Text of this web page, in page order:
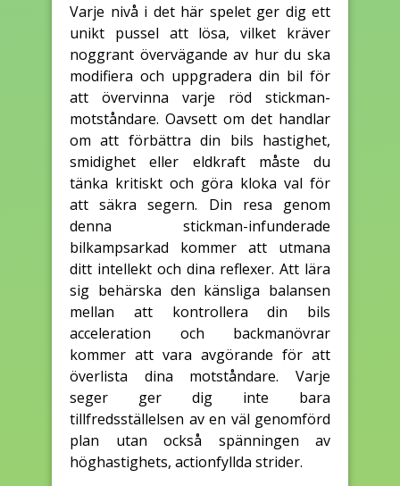
Varje nivå i det här spelet ger dig ett
unikt pussel att lösa, vilket kräver
noggrant övervägande av hur du ska
modifiera och uppgradera din bil för
att övervinna varje röd stickman-
motståndare. Oavsett om det handlar
om att förbättra din bils hastighet,
smidighet eller eldkraft måste du
tänka kritiskt och göra kloka val för
att säkra segern. Din resa genom
denna stickman-infunderade
bilkampsarkad kommer att utmana
ditt intellekt och dina reflexer. Att lära
sig behärska den känsliga balansen
mellan att kontrollera din bils
acceleration och backmanövrar
kommer att vara avgörande för att
överlista dina motståndare. Varje
seger ger dig inte bara
tillfredsställelsen av en väl genomförd
plan utan också spänningen av
höghastighets, actionfyllda strider.